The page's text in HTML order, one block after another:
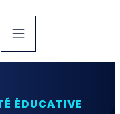
ÉDUCATIVE